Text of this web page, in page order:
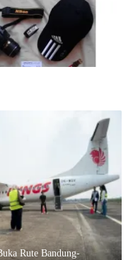
Rute Bandung-